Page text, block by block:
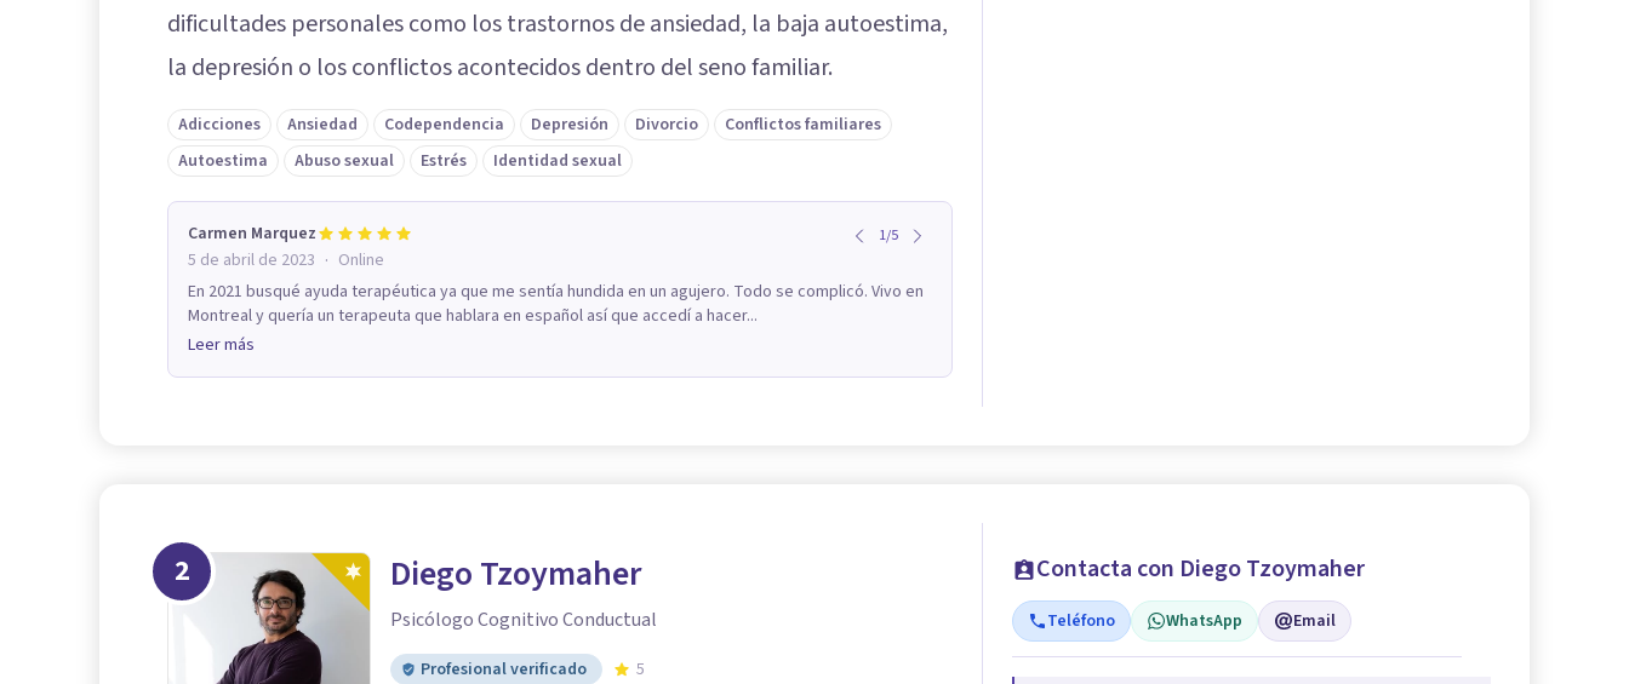
dificultades personales como los trastornos de ansiedad, la baja autoestima,
la depresión o los conflictos acontecidos dentro del seno familiar.
Adicciones Ansiedad Codependencia Depresión Divorcio
Conflictos familiares
Autoestima
Abuso sexual Estrés Identidad sexual
Carmen Marquez 1/5
5 de abril de 2023 · Online
En 2021 busqué ayuda terapéutica ya que me sentía hundida en un agujero. Todo se complicó. Vivo en
Montreal y quería un terapeuta que hablara en español así que accedí a hacer...
Leer más
2 Diego Tzoymaher
Psicólogo Cognitivo Conductual
Profesional verificado
5
Contacta con Diego Tzoymaher
Teléfono WhatsApp Email